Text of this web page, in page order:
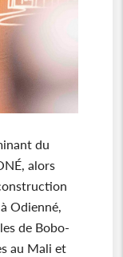
du
alors
Odienné,
de Bobo-
au Mali et